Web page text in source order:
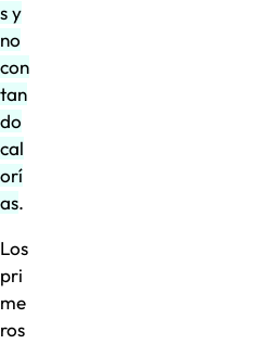
s y
no
con
tan
do
cal
orí
as.
Los
pri
me
ros